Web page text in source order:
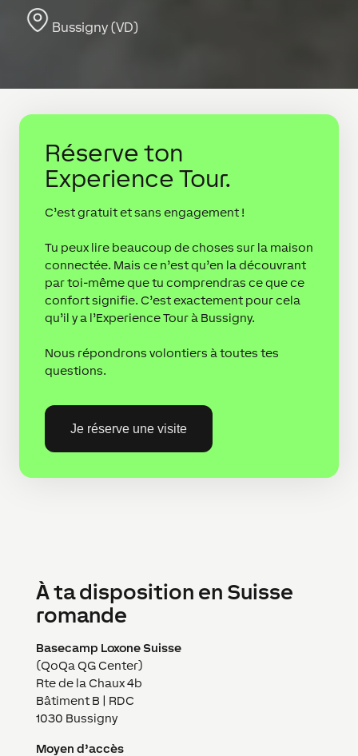
Bussigny (VD)
Réserve ton
Experience Tour.
C’est gratuit et sans engagement !
Tu peux lire beaucoup de choses sur la maison
connectée. Mais ce n’est qu’en la découvrant
par toi-même que tu comprendras ce que ce
confort signifie. C’est exactement pour cela
qu’il y a l’Experience Tour à Bussigny.
Nous répondrons volontiers à toutes tes
questions.
Je réserve une visite
À ta disposition en Suisse
romande
Basecamp Loxone Suisse
(QoQa QG Center)
Rte de la Chaux 4b
Bâtiment B | RDC
1030 Bussigny
Moyen d’accès